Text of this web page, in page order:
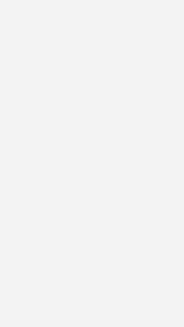
und Marketing in